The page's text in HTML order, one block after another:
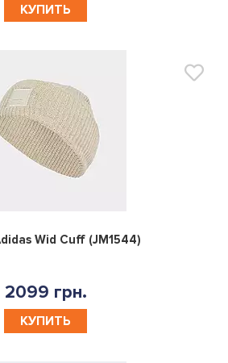
КУПИТЬ
0
Wid Cuff (JM1544)
2099 грн.
КУПИТЬ